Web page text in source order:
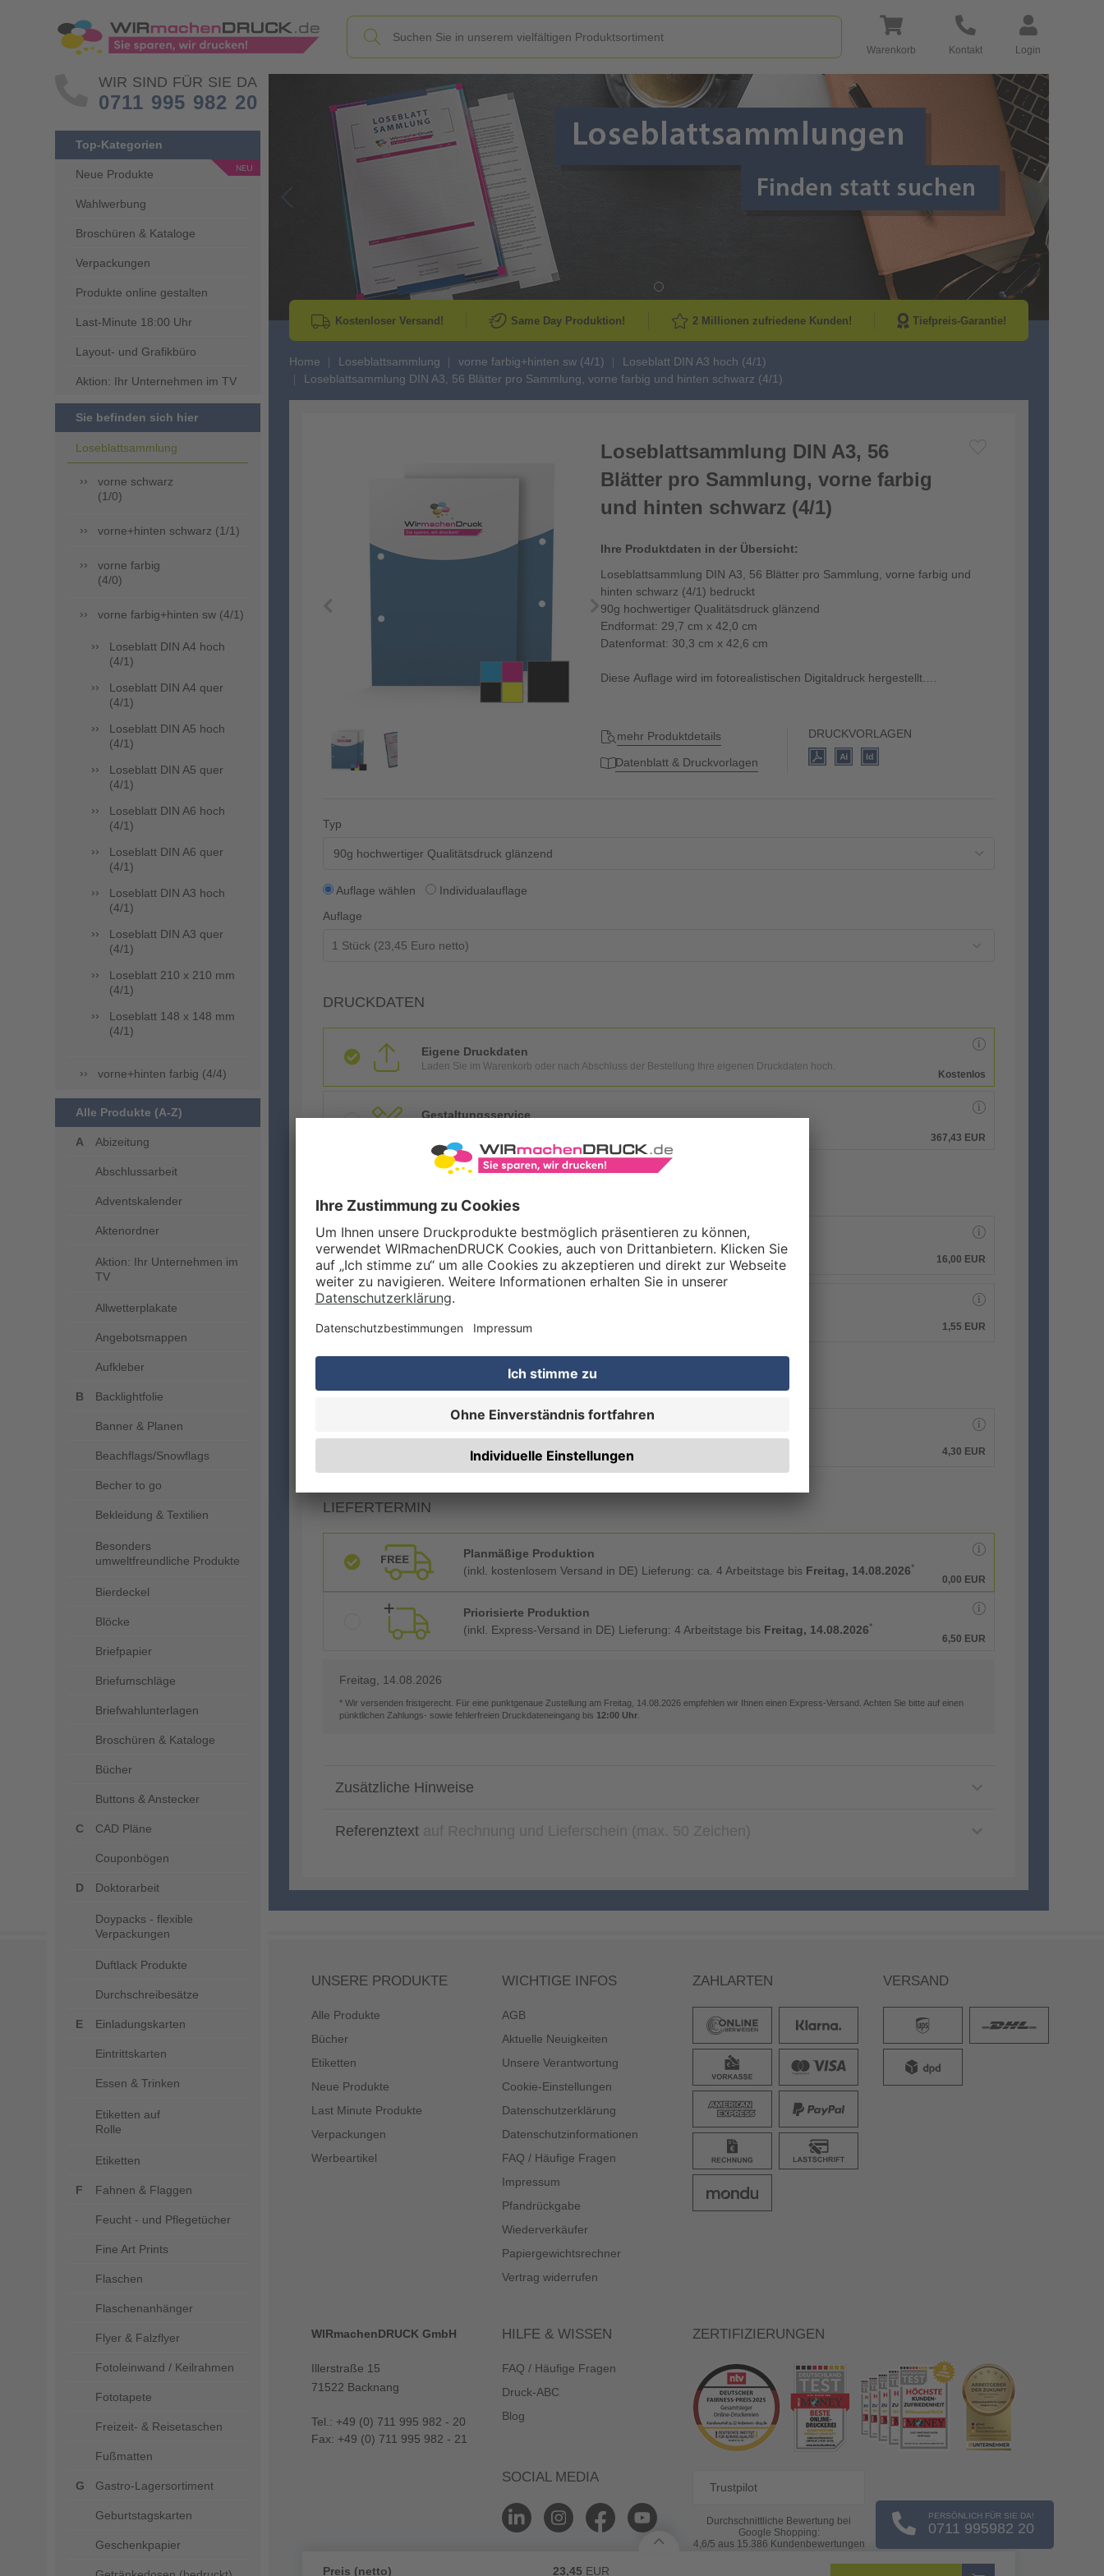
Warenkorb Kontakt Login
WIR SIND FÜR SIE DA
0711 995 982 20
Top-Kategorien
Neue Produkte
Wahlwerbung
Broschüren & Kataloge
Verpackungen
Produkte online gestalten
Last-Minute 18:00 Uhr
Layout- und Grafikbüro
Aktion: Ihr Unternehmen im TV
Sie befinden sich hier
Loseblattsammlung
vorne schwarz
(1/0)
vorne+hinten schwarz (1/1)
vorne farbig
(4/0)
vorne farbig+hinten sw (4/1)
Loseblatt DIN A4 hoch
(4/1)
Loseblatt DIN A4 quer
(4/1)
Loseblatt DIN A5 hoch
(4/1)
Loseblatt DIN A5 quer
(4/1)
Loseblatt DIN A6 hoch
(4/1)
Loseblatt DIN A6 quer
(4/1)
Loseblatt DIN A3 hoch
(4/1)
Loseblatt DIN A3 quer
(4/1)
Loseblatt 210 x 210 mm
(4/1)
Loseblatt 148 x 148 mm
(4/1)
vorne+hinten farbig (4/4)
Alle Produkte (A-Z)
Abizeitung
Abschlussarbeit
Adventskalender
Aktenordner
Aktion: Ihr Unternehmen im
TV
Allwetterplakate
Angebotsmappen
Aufkleber
Backlightfolie
Banner & Planen
Beachflags/Snowflags
Becher to go
Bekleidung & Textilien
Besonders
umweltfreundliche Produkte
Bierdeckel
Blöcke
Briefpapier
Briefumschläge
Briefwahlunterlagen
Broschüren & Kataloge
Bücher
Buttons & Anstecker
CAD Pläne
Couponbögen
Doktorarbeit
Doypacks - flexible
Verpackungen
Duftlack Produkte
Durchschreibesätze
Einladungskarten
Eintrittskarten
Essen & Trinken
Etiketten auf
Rolle
Etiketten
Fahnen & Flaggen
Feucht - und Pflegetücher
Fine Art Prints
Flaschen
Flaschenanhänger
Flyer & Falzflyer
Fotoleinwand / Keilrahmen
Fototapete
Freizeit- & Reisetaschen
Fußmatten
Gastro-Lagersortiment
Geburtstagskarten
Geschenkpapier
Go to Previous Slide Go to Next
Kostenloser Versand! Same Day Produktion! 2 Millionen zufriedene Kunden! Tiefpreis-Garantie!
Home Loseblattsammlung vorne farbig+hinten sw (4/1)
Loseblatt DIN A3 hoch (4/1)
Loseblattsammlung DIN A3, 56 Blätter pro Sammlung, vorne farbig und hinten schwarz (4/1)
Loseblattsammlung DIN A3, 56
Blätter pro Sammlung, vorne farbig
und hinten schwarz (4/1)
Ihre Produktdaten in der Übersicht:
Loseblattsammlung DIN A3, 56 Blätter pro Sammlung, vorne farbig und
hinten schwarz (4/1) bedruckt
90g hochwertiger Qualitätsdruck glänzend
Endformat: 29,7 cm x 42,0 cm
Datenformat: 30,3 cm x 42,6 cm
Diese Auflage wird im fotorealistischen Digitaldruck hergestellt.
mehr Produktdetails
Datenblatt & Druckvorlagen
DRUCKVORLAGEN
Typ
90g hochwertiger Qualitätsdruck glänzend
Auflage wählen
Individualauflage
Auflage
DRUCKDATEN
Eigene Druckdaten
Laden Sie im Warenkorb oder nach Abschluss der Bestellung Ihre eigenen Druckdaten hoch.
Kostenlos
Gestaltungsservice
367,43 EUR
Qualitätskontrolle (von Experten empf.)
16,00 EUR
1,55 EUR
VERARBEITUNG & VEREDELUNG
Abheftlochung (2 Loch)
4,30 EUR
LIEFERTERMIN
Planmäßige Produktion
(inkl. kostenlosem Versand in DE) Lieferung: ca. 4 Arbeitstage bis Freitag, 14.08.2026*
0,00 EUR
Priorisierte Produktion
(inkl. Express-Versand in DE) Lieferung: 4 Arbeitstage bis Freitag, 14.08.2026*
6,50 EUR
Freitag, 14.08.2026
* Wir versenden fristgerecht. Für eine punktgenaue Zustellung am Freitag, 14.08.2026 empfehlen wir Ihnen einen Express-Versand. Achten Sie bitte auf einen
pünktlichen Zahlungs- sowie fehlerfreien Druckdateneingang bis 12:00 Uhr
Zusätzliche Hinweise
Referenztext
Preis (netto) 23,45 EUR
PERSÖNLICH FÜR SIE DA!
0711 995982 20
UNSERE PRODUKTE
Alle Produkte
Bücher
Etiketten
Neue Produkte
Last Minute Produkte
Verpackungen
Werbeartikel
WICHTIGE INFOS
AGB
Aktuelle Neuigkeiten
Unsere Verantwortung
Cookie-Einstellungen
Datenschutzerklärung
Datenschutzinformationen
FAQ / Häufige Fragen
Impressum
Pfandrückgabe
Wiederverkäufer
Papiergewichtsrechner
Vertrag widerrufen
ZAHLARTEN VERSAND
WIRmachenDRUCK GmbH
Illerstraße 15
71522 Backnang
Tel.: +49 (0) 711 995 982 - 20
Fax: +49 (0) 711 995 982 - 21
HILFE & WISSEN
FAQ / Häufige Fragen
Druck-ABC
Blog
SOCIAL MEDIA
ZERTIFIZIERUNGEN
Trustpilot
Durchschnittliche Bewertung bei
Google Shopping:
4,6/5 aus 15.386 Kundenbewertungen